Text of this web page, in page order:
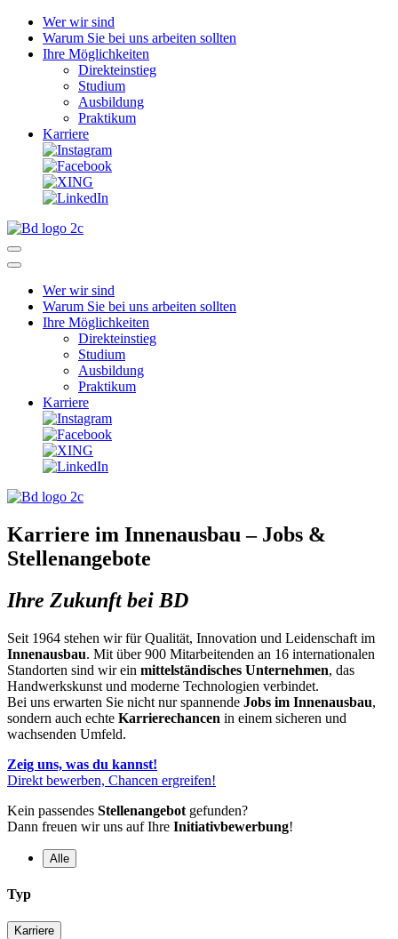
Wer wir sind
Warum Sie bei uns arbeiten sollten
Ihre Möglichkeiten
Direkteinstieg
Studium
Ausbildung
Praktikum
Karriere
Wer wir sind
Warum Sie bei uns arbeiten sollten
Ihre Möglichkeiten
Direkteinstieg
Studium
Ausbildung
Praktikum
Karriere
Karriere im Innenausbau – Jobs &
Stellenangebote
Ihre Zukunft bei BD
Seit 1964 stehen wir für Qualität, Innovation und Leidenschaft im
Innenausbau. Mit über 900 Mitarbeitenden an 16 internationalen
Standorten sind wir ein mittelständisches Unternehmen, das
Handwerkskunst und moderne Technologien verbindet.
Bei uns erwarten Sie nicht nur spannende Jobs im Innenausbau,
sondern auch echte Karrierechancen in einem sicheren und
wachsenden Umfeld.
Zeig uns, was du kannst!
Direkt bewerben, Chancen ergreifen!
Kein passendes Stellenangebot gefunden?
Dann freuen wir uns auf Ihre Initiativbewerbung!
Alle
Typ
Karriere